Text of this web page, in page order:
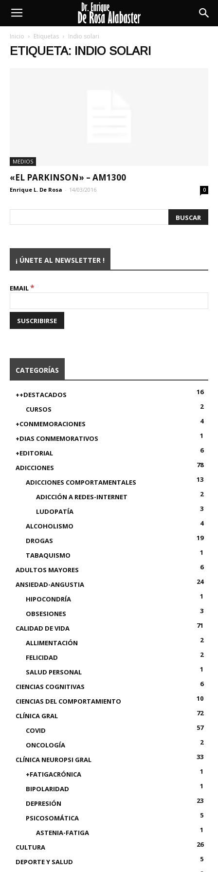
Enrique
Inicio Etiquetas Indio solari
ETIQUETA: INDIO SOLARI
MEDIOS
«EL PARKINSON» – AM1300
Enrique L. De Rosa - 14/03/2016 0
¡ ÚNETE AL NEWSLETTER !
EMAIL*
CATEGORÍAS
++DESTACADOS
16
CURSOS
2
+CONMEMORACIONES
4
+DIAS CONMEMORATIVOS
1
+EDITORIAL
6
ADICCIONES
78
ADICCIONES COMPORTAMENTALES
13
ADICCIÓN A REDES-INTERNET
2
LUDOPATÍA
3
ALCOHOLISMO
4
DROGAS
19
TABAQUISMO
1
ADULTOS MAYORES
6
ANSIEDAD-ANGUSTIA
24
HIPOCONDRÍA
1
OBSESIONES
3
CALIDAD DE VIDA
71
ALLIMENTACIÓN
2
FELICIDAD
2
SALUD PERSONAL
1
CIENCIAS COGNITIVAS
6
CIENCIAS DEL COMPORTAMIENTO
10
CLÍNICA GRAL
72
COVID
57
ONCOLOGÍA
2
CLÍNICA NEUROPSI GRAL
33
+FATIGACRÓNICA
1
BIPOLARIDAD
1
DEPRESIÓN
23
PSICOSOMÁTICA
5
ASTENIA-FATIGA
1
CULTURA
26
DEPORTE Y SALUD
5